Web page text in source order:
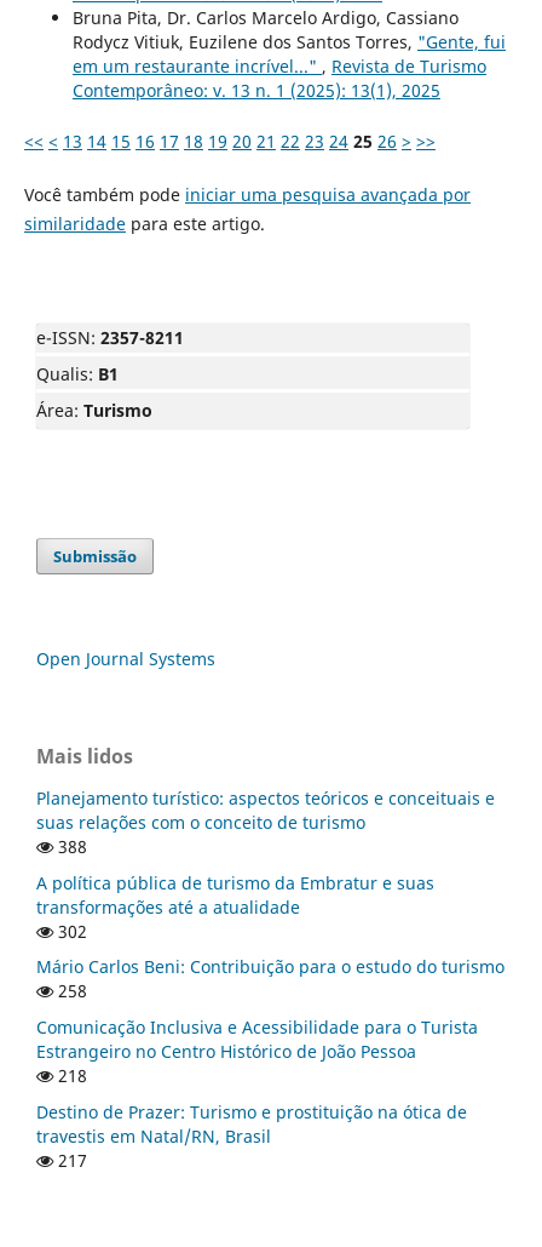
Bruna Pita, Dr. Carlos Marcelo Ardigo, Cassiano
Rodycz Vitiuk, Euzilene dos Santos Torres, "Gente, fui
em um restaurante incrível..." , Revista de Turismo
Contemporâneo: v. 13 n. 1 (2025): 13(1), 2025
<< < 13 14 15 16 17 18 19 20 21 22 23 24 25 26 > >>
Você também pode iniciar uma pesquisa avançada por
similaridadepara este artigo.
e-ISSN: 2357-8211
Qualis: B1
Área: Turismo
Submissão
Open Journal Systems
Mais lidos
Planejamento turístico: aspectos teóricos e conceituais e
suas relações com o conceito de turismo
388
A política pública de turismo da Embratur e suas
transformações até a atualidade
302
Mário Carlos Beni: Contribuição para o estudo do turismo
258
Comunicação Inclusiva e Acessibilidade para o Turista
Estrangeiro no Centro Histórico de João Pessoa
218
Destino de Prazer: Turismo e prostituição na ótica de
travestis em Natal/RN, Brasil
217